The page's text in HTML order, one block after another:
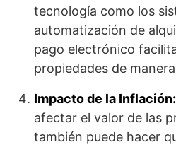
tecnología como los
automatización de
pago electrónico
propiedades de
Impacto de la Inflación:
afectar el valor de las
también puede hacer